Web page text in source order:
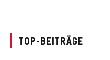
TOP-BEITRÄGE